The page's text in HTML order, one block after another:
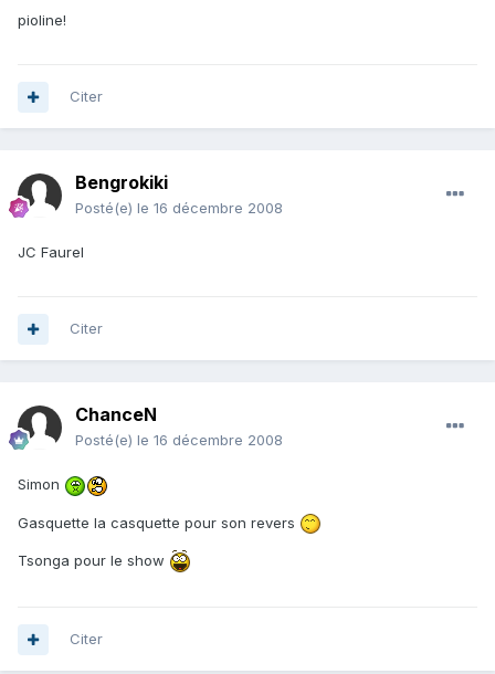
pioline!
Citer
Bengrokiki
Posté(e) le 16 décembre 2008
JC Faurel
Citer
ChanceN
Posté(e) le 16 décembre 2008
Simon
Gasquette la casquette pour son revers
Tsonga pour le show
Citer